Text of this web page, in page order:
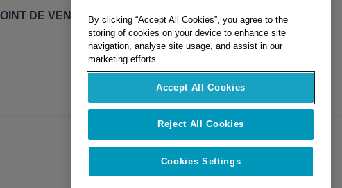
DE VENTE
storing of cookies on your device to enhance site
navigation, analyse site usage, and assist in our
marketing efforts.
Cookies Settings